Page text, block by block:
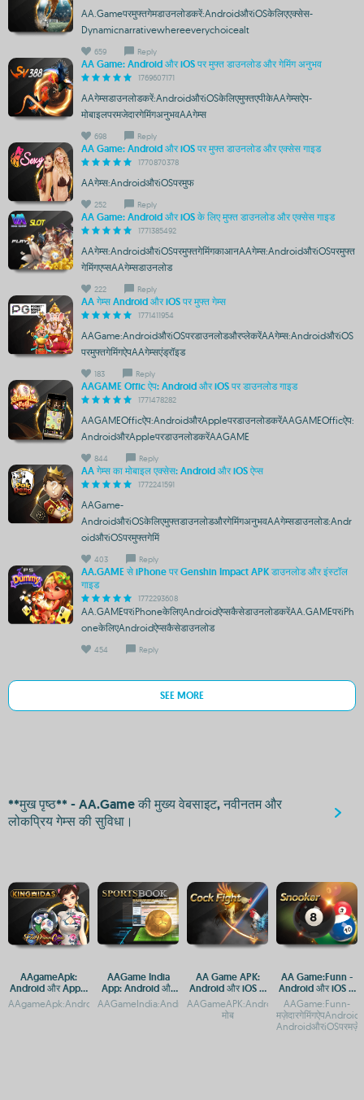
AA.Gameपरमुफ्तगेमडाउनलोडकरें:AndroidऔरiOSकेलिएएक्सेस-
Dynamicnarrativewhereeverychoicealt
659 Reply
AA Game: Android और iOS पर मुफ्त डाउनलोड और गेमिंग अनुभव
1769607171
AAगेम्सडाउनलोडकरें:AndroidऔरiOSकेलिएमुफ्तएपीकेAAगेम्सऐप-
मोबाइलपरमजेदारगेमिंगअनुभवAAगेम्स
698 Reply
AA Game: Android और iOS पर मुफ्त डाउनलोड और एक्सेस गाइड
1770870378
AAगेम्स:AndroidऔरiOSपरमुफ
252 Reply
AA Game: Android और iOS के लिए मुफ्त डाउनलोड और एक्सेस गाइड
1771385492
AAगेम्स:AndroidऔरiOSपरमुफ्तगेमिंगकाआनAAगेम्स:AndroidऔरiOSपरमुफ्त
गेमिंगएप्सAAगेम्सडाउनलोड
222 Reply
AA गेम्स Android और iOS पर मुफ्त गेम्स
1771411954
AAGame:AndroidऔरiOSपरडाउनलोडऔरप्लेकरेंAAगेम्स:AndroidऔरiOS
परमुफ्तगेमिंगऐपAAगेम्सएंड्रॉइड
183 Reply
AAGAME Offic ऐप: Android और iOS पर डाउनलोड गाइड
1771478282
AAGAMEOfficऐप:AndroidऔरAppleपरडाउनलोडकरेंAAGAMEOfficऐप:
AndroidऔरAppleपरडाउनलोडकरेंAAGAME
844 Reply
AA गेम्स का मोबाइल एक्सेस: Android और iOS ऐप्स
1772241591
AAGame-
AndroidऔरiOSकेलिएमुफ्तडाउनलोडऔरगेमिंगअनुभवAAगेम्सडाउनलोड:Andr
oidऔरiOSपरमुफ्तगेमिं
403 Reply
AA.GAME से iPhone पर Genshin Impact APK डाउनलोड और इंस्टॉल
गाइड
1772293608
AA.GAMEपरiPhoneकेलिएAndroidऐप्सकैसेडाउनलोडकरेंAA.GAMEपरiPh
oneकेलिएAndroidऐप्सकैसेडाउनलोड
454 Reply
SEE MORE
**मुख पृष्ठ** - AA.Game की मुख्य वेबसाइट, नवीनतम और
लोकप्रिय गेम्स की सुविधा।
AAgameApk:
Android और Apple
के लिए गेमिंग ऐप्स का
पूरा गाइड
AAGame India
App: Android और
iOS पर डाउनलोड करें
AA Game APK:
Android और iOS के
लिए डाउनलोड गाइड
मोब
AA Game:Funn -
Android और iOS के
लिए मुफ्त डाउनलोड
AAGame:Funn-